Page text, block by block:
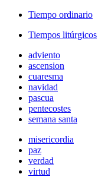
Tiempo ordinario
Tiempos litúrgicos
adviento
ascension
cuaresma
navidad
pascua
pentecostes
semana santa
misericordia
paz
verdad
virtud